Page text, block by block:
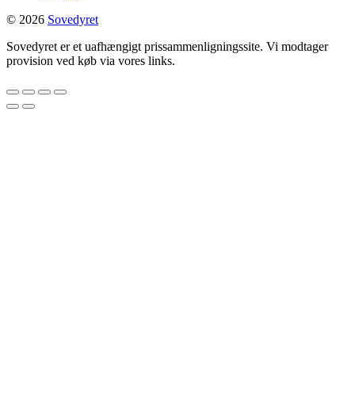
© 2026 Sovedyret
Sovedyret er et uafhængigt prissammenligningssite. Vi modtager
provision ved køb via vores links.